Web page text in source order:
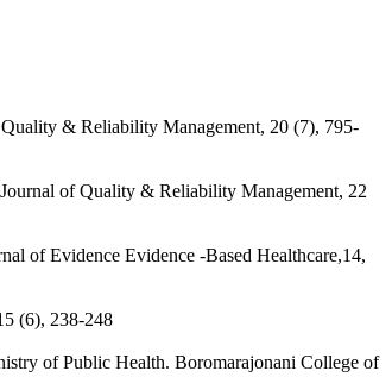
& Reliability Management, 20 (7), 795-
of Quality & Reliability Management, 22
of Evidence Evidence -Based Healthcare,14,
(6), 238-248
of Public Health. Boromarajonani College of